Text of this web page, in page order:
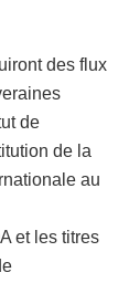
des flux
de
de la
au
et les titres